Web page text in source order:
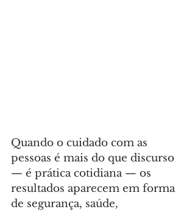
Quando o cuidado com as
pessoas é mais do que discurso
— é prática cotidiana — os
resultados aparecem em forma
de segurança, saúde,